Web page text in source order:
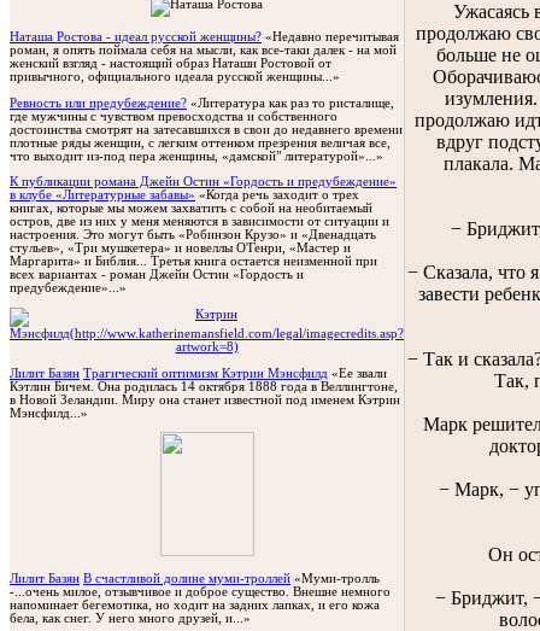
Наташа Ростова - идеал русской женщины? «Недавно перечитывая
роман, я опять поймала себя на мысли, как все-таки далек - на мой
женский взгляд - настоящий образ Наташи Ростовой от
привычного, официального идеала русской женщины...»
Ревность или предубеждение? «Литература как раз то ристалище,
где мужчины с чувством превосходства и собственного
достоинства смотрят на затесавшихся в свои до недавнего времени
плотные ряды женщин, с легким оттенком презрения величая все,
что выходит из-под пера женщины, «дамской" литературой»...»
К публикации романа Джейн Остин «Гордость и предубеждение»
в клубе «Литературные забавы» «Когда речь заходит о трех
книгах, которые мы можем захватить с собой на необитаемый
остров, две из них у меня меняются в зависимости от ситуации и
настроения. Это могут быть «Робинзон Крузо» и «Двенадцать
стульев», «Три мушкетера» и новеллы О'Генри, «Мастер и
Маргарита» и Библия... Третья книга остается неизменной при
всех вариантах - роман Джейн Остин «Гордость и
предубеждение»...»
Лилит Базян Трагический оптимизм Кэтрин Мэнсфилд «Ее звали
Кэтлин Бичем. Она родилась 14 октября 1888 года в Веллингтоне,
в Новой Зеландии. Миру она станет известной под именем Кэтрин
Мэнсфилд...»
Лилит Базян В счастливой долине муми-троллей «Муми-тролль
-...oчень милое, отзывчивое и доброе существо. Внешне немного
напоминает бегемотика, но ходит на задних лапках, и его кожа
бела, как снег. У него много друзей, и...»
Ужасаясь
продолжаю
больше не
продолжаю
вдруг
плакала.
−
− Сказала, что
завести
− Так и
Так,
Марк
− Марк, −
Он
− Бриджит,